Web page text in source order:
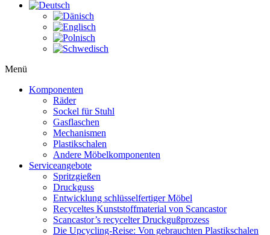
Menü
Komponenten
Räder
Sockel für Stuhl
Gasflaschen
Mechanismen
Plastikschalen
Andere Möbelkomponenten
Serviceangebote
Spritzgießen
Druckguss
Entwicklung schlüsselfertiger Möbel
Recyceltes Kunststoffmaterial von Scancastor
Scancastor’s recycelter Druckgußprozess
Die Upcycling-Reise: Von gebrauchten Plastikschalen